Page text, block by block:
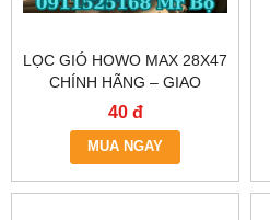
LỌC GIÓ HOWO MAX 28X47
CHÍNH HÃNG – GIAO
NHANH TẠI HÀ NỘI &
40 đ
MUA NGAY